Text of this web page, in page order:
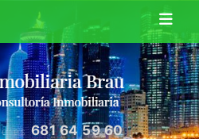
681 64 59 60